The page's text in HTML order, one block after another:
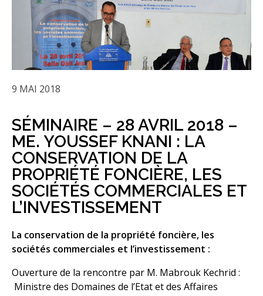
9 MAI 2018
SÉMINAIRE – 28 AVRIL 2018 –
ME. YOUSSEF KNANI : LA
CONSERVATION DE LA
PROPRIÉTÉ FONCIÈRE, LES
SOCIÉTÉS COMMERCIALES ET
L’INVESTISSEMENT
La conservation de la propriété foncière, les
sociétés commerciales et l’investissement :
Ouverture de la rencontre par M. Mabrouk Kechrid :
Ministre des Domaines de l’Etat et des Affaires